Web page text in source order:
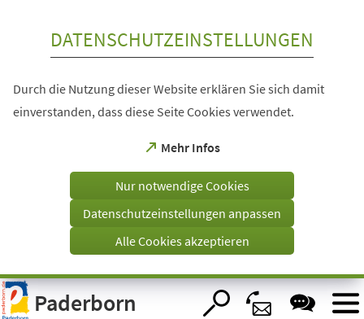
Visuelle
Assistenzsoftware
öffnen.
DATENSCHUTZEINSTELLUNGEN
Durch die Nutzung dieser Website erklären Sie sich damit
einverstanden, dass diese Seite Cookies verwendet.
Mehr Infos
(Öffnet
einem
Tab)
Nur notwendige Cookies
Datenschutzeinstellungen anpassen
Alle Cookies akzeptieren
Paderborn